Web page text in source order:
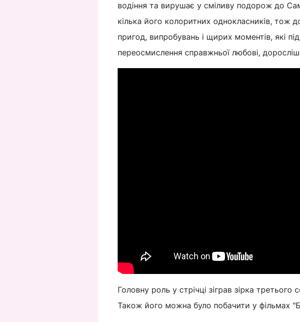
водіння та вирушає у сміливу подорож до
кілька його колоритних однокласників, тож
пригод, випробувань і щирих моментів, які
переосмислення справжньої любові,
Головну роль у стрічці зіграв зірка
Також його можна було побачити у фільмах